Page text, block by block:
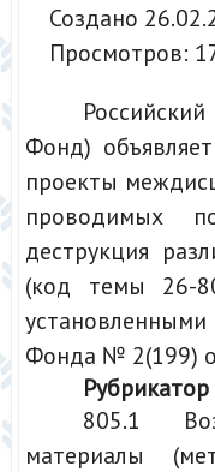
Создано
Просмотров:
Фонд)
проекты
проводимых
деструкция
(код темы 26-
Фонда № 2(199)
805.1
материалы